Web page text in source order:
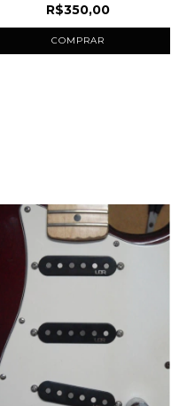
R$350,00
COMPRAR